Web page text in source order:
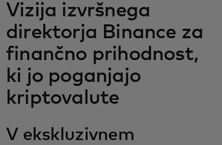
Za inovatorje
Novice in trendi
Vizija izvršnega
direktorja Binance za
finančno prihodnost,
ki jo poganjajo
kriptovalute
V ekskluzivnem